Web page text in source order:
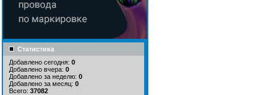
Статистика
Добавлено сегодня: 0
Добавлено вчера: 0
Добавлено за неделю: 0
Добавлено за месяц: 0
Всего: 37082